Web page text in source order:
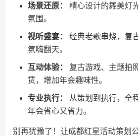
场景还原：
精心设计的舞美灯
氛围。
视听盛宴：
经典老歌串烧，复
氛嗨翻天。
互动体验：
复古游戏、主题拍
赁，增加年会趣味性。
专业执行：
从策划到执行，全
年会省心又省力。
别再犹豫了！让成都红星活动策划